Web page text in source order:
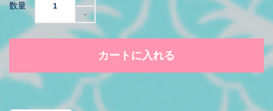
数量
カートに入れる